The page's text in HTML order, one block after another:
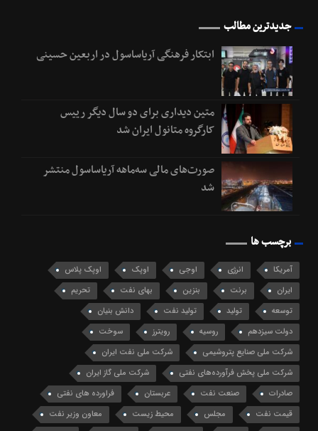
جدیدترین مطالب
ابتکار فرهنگی آریاساسول در اربعین حسینی
متین دیداری برای دو سال دیگر رییس
کارگروه متانول ایران شد
صورت‌های مالی سه‌ماهه آریاساسول منتشر
شد
برچسب ها
آمریکا انرژی اوجی اوپک
اوپک پلاس
ایران
برنت بنزین بهای نفت
تحریم
توسعه
تولید تولید نفت
دانش بنیان
دولت سیزدهم
روسیه رویترز
سوخت
شرکت ملی صنایع پتروشیمی
شرکت ملی نفت ایران
شرکت ملی پخش فرآورده‌های نفتی
شرکت ملی گاز ایران
صادرات
صنعت نفت عربستان
فراورده های نفتی
قیمت نفت
مجلس محیط زیست
معاون وزیر نفت